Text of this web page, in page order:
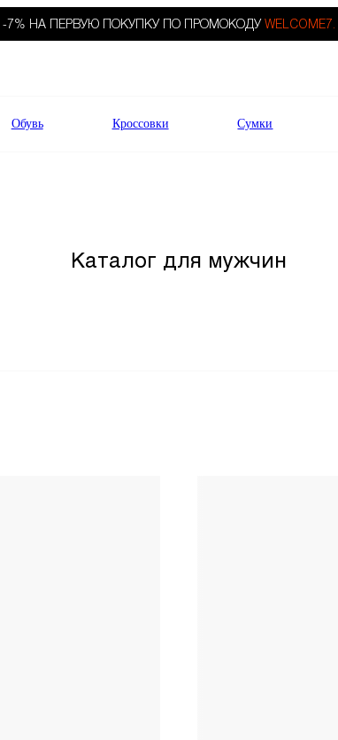
-7% НА ПЕРВУЮ ПОКУПКУ ПО ПРОМОКОДУ WELCOME7.
Обувь Кроссовки Сумки
Каталог для мужчин